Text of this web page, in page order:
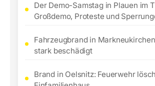
Der Demo-Samstag in Plauen im
Großdemo, Proteste und
Fahrzeugbrand in
stark beschädigt
Brand in Oelsnitz: Feuerwehr